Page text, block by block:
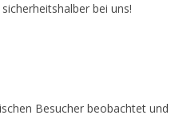
bei uns!
Besucher beobachtet und